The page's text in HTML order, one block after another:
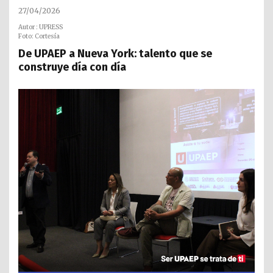
27/04/2026
Autor : UPRESS
Foto: Cortesía
De UPAEP a Nueva York: talento que se
construye día con día